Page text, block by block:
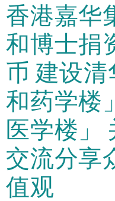
香港嘉华
和博士捐
币 建设
和药学楼
医学楼」
交流分享
值观